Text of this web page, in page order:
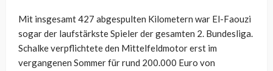
Mit insgesamt 427 abgespulten Kilometern war El-Faouzi
sogar der laufstärkste Spieler der gesamten 2. Bundesliga.
Schalke verpflichtete den Mittelfeldmotor erst im
vergangenen Sommer für rund 200.000 Euro von